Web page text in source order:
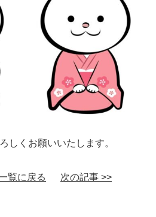
しくお願いいたします。
覧に戻る 次の記事 >>